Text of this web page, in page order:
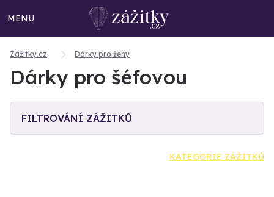
MENU
Zážitky.cz Dárky pro ženy
Dárky pro šéfovou
FILTROVÁNÍ ZÁŽITKŮ
KATEGORIE ZÁŽITKŮ